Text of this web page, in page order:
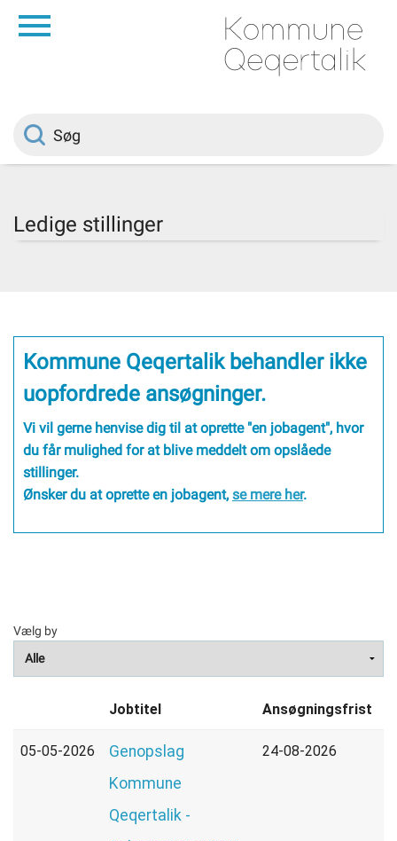
Borger
Job
Selvbetjening
Planportal
Ledige stillinger
Kommune Qeqertalik behandler ikke
uopfordrede ansøgninger.
Vi vil gerne henvise dig til at oprette "en jobagent", hvor
du får mulighed for at blive meddelt om opslåede
stillinger.
Ønsker du at oprette en jobagent, se mere her.
Vælg by